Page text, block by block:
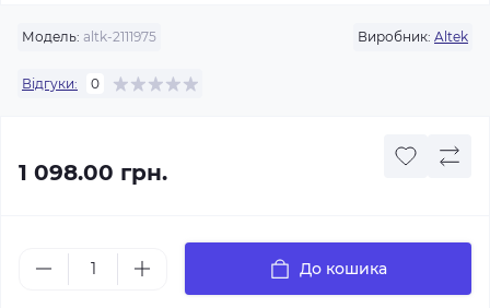
Модель: altk-2111975 Виробник: Altek
Відгуки: 0
1 098.00 грн.
До кошика